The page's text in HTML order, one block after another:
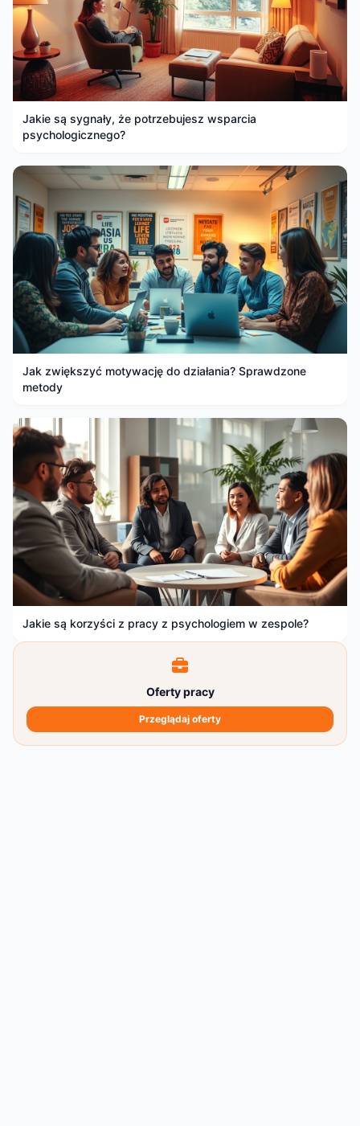
Jakie są sygnały, że potrzebujesz wsparcia
psychologicznego?
Jak zwiększyć motywację do działania? Sprawdzone
metody
Jakie są korzyści z pracy z psychologiem w zespole?
Oferty pracy
Przeglądaj oferty